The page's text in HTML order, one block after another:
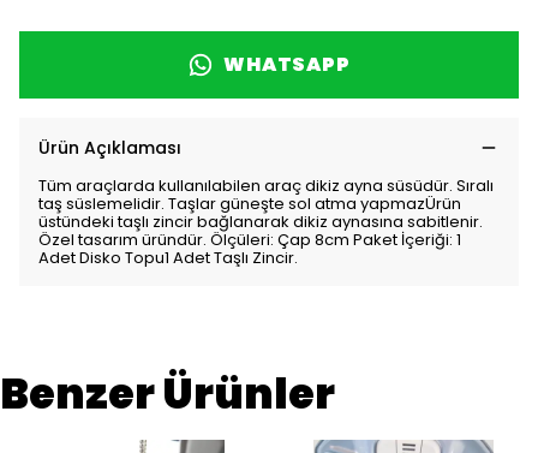
WHATSAPP
Ürün Açıklaması
Tüm araçlarda kullanılabilen araç dikiz ayna süsüdür. Sıralı
taş süslemelidir. Taşlar güneşte sol atma yapmazÜrün
üstündeki taşlı zincir bağlanarak dikiz aynasına sabitlenir.
Özel tasarım üründür. Ölçüleri: Çap 8cm Paket İçeriği: 1
Adet Disko Topu1 Adet Taşlı Zincir.
Benzer Ürünler